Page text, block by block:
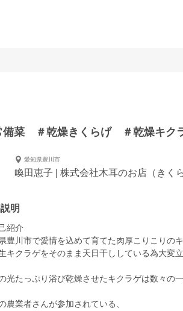
備菜 ＃乾燥きくらげ ＃乾燥キク
愛知県豊川市
喚田恵子 | 株式会社木耳のお店（きくら
明
紹介
豊川市で愛情を込めて育てた肉厚こりこりの
キクラゲをそのまま天日干ししている為大変
光たっぷり浴び乾燥させたキクラゲは数々の
農業者さんが参加されている、